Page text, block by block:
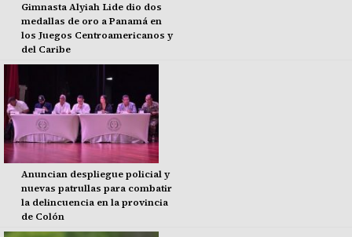
Gimnasta Alyiah Lide dio dos
medallas de oro a Panamá en
los Juegos Centroamericanos y
del Caribe
Anuncian despliegue policial y
nuevas patrullas para combatir
la delincuencia en la provincia
de Colón